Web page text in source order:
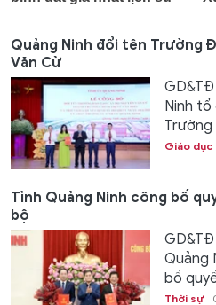
Quảng Ninh đổi tên Trường
Văn Cừ
GD&TĐ
Ninh
Giáo dục
Tỉnh Quảng Ninh công bố
bộ
GD&TĐ
Quảng
bố
Thời sự